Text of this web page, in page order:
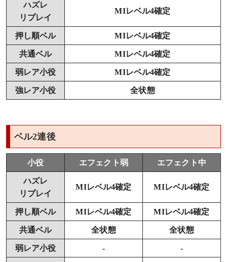
ハズレ
リプレイ
MIレベル4確定
押し順ベル MIレベル4確定
共通ベル MIレベル4確定
弱レア小役 MIレベル4確定
強レア小役 全状態
ベル2連後
小役 エフェクト弱 エフェクト中
ハズレ
リプレイ
MIレベル4確定 MIレベル4確定
押し順ベル MIレベル4確定 MIレベル4確定
共通ベル 全状態 全状態
弱レア小役 - -